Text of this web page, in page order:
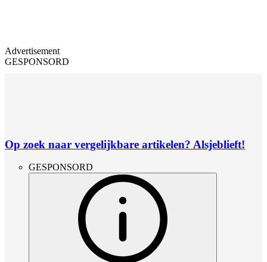
Advertisement
GESPONSORD
Op zoek naar vergelijkbare artikelen? Alsjeblieft!
GESPONSORD